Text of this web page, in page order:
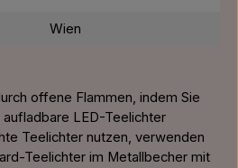
Wien
offene Flammen, indem Sie
LED-Teelichter
Teelichter nutzen, verwenden
Teelichter im Metallbecher mit